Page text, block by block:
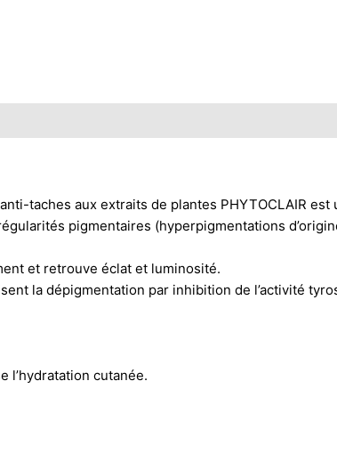
taches aux extraits de plantes PHYTOCLAIR est
pigmentaires (hyperpigmentations
et retrouve éclat et luminosité.
la dépigmentation par inhibition de l’activité
l’hydratation cutanée.